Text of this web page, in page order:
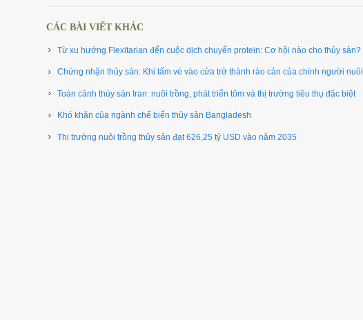
CÁC BÀI VIẾT KHÁC
Từ xu hướng Flexitarian đến cuộc dịch chuyển protein: Cơ hội nào cho thủy sản? ​
Chứng nhận thủy sản: Khi tấm vé vào cửa trở thành rào cản của chính người nuôi
Toàn cảnh thủy sản Iran: nuôi trồng, phát triển tôm và thị trường tiêu thụ đặc biệt ​
Khó khăn của ngành chế biến thủy sản Bangladesh
Thị trường nuôi trồng thủy sản đạt 626,25 tỷ USD vào năm 2035 ​